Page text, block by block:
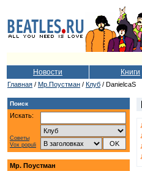
Новости Книги
Главная / Мр.Поустман / Клуб / DanielcaS
Поиск
Искать:
Советы
Vox populi
Мр. Поустман